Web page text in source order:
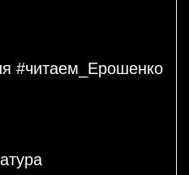
#читаем_Ерошенко